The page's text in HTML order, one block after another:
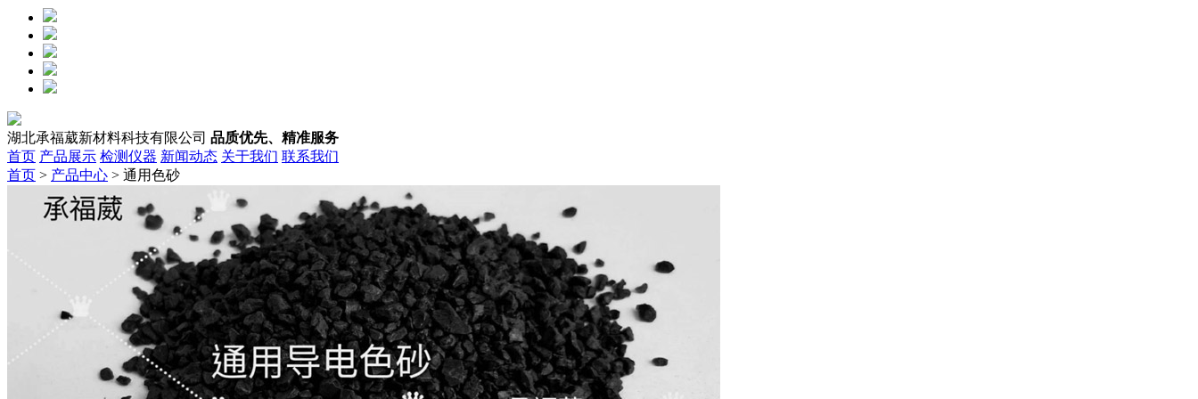
湖北承福葳新材料科技有限公司 品质优先、精准服务
首页 产品展示 检测仪器 新闻动态 关于我们 联系我们
首页 > 产品中心 > 通用色砂